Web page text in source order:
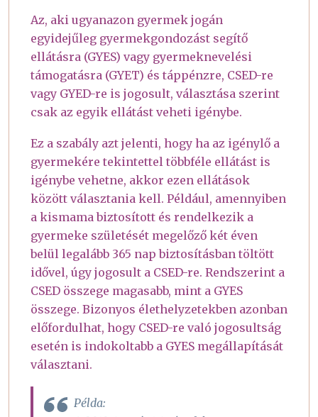
Az, aki ugyanazon gyermek jogán
egyidejűleg gyermekgondozást segítő
ellátásra (GYES) vagy gyermeknevelési
támogatásra (GYET) és táppénzre, CSED-re
vagy GYED-re is jogosult, választása szerint
csak az egyik ellátást veheti igénybe.
Ez a szabály azt jelenti, hogy ha az igénylő a
gyermekére tekintettel többféle ellátást is
igénybe vehetne, akkor ezen ellátások
között választania kell. Például, amennyiben
a kismama biztosított és rendelkezik a
gyermeke születését megelőző két éven
belül legalább 365 nap biztosításban töltött
idővel, úgy jogosult a CSED-re. Rendszerint a
CSED összege magasabb, mint a GYES
összege. Bizonyos élethelyzetekben azonban
előfordulhat, hogy CSED-re való jogosultság
esetén is indokoltabb a GYES megállapítását
választani.
Példa: